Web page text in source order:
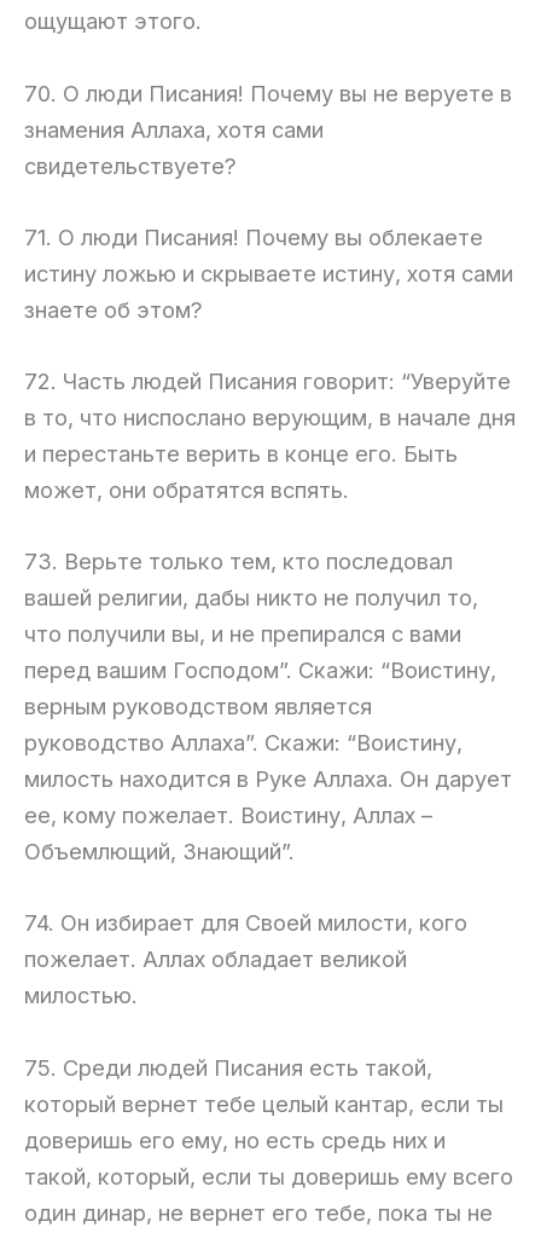
ощущают этого.
70. О люди Писания! Почему вы не веруете в
знамения Аллаха, хотя сами
свидетельствуете?
71. О люди Писания! Почему вы облекаете
истину ложью и скрываете истину, хотя сами
знаете об этом?
72. Часть людей Писания говорит: “Уверуйте
в то, что ниспослано верующим, в начале дня
и перестаньте верить в конце его. Быть
может, они обратятся вспять.
73. Верьте только тем, кто последовал
вашей религии, дабы никто не получил то,
что получили вы, и не препирался с вами
перед вашим Господом”. Скажи: “Воистину,
верным руководством является
руководство Аллаха”. Скажи: “Воистину,
милость находится в Руке Аллаха. Он дарует
ее, кому пожелает. Воистину, Аллах –
Объемлющий, Знающий”.
74. Он избирает для Своей милости, кого
пожелает. Аллах обладает великой
милостью.
75. Среди людей Писания есть такой,
который вернет тебе целый кантар, если ты
доверишь его ему, но есть средь них и
такой, который, если ты доверишь ему всего
один динар, не вернет его тебе, пока ты не